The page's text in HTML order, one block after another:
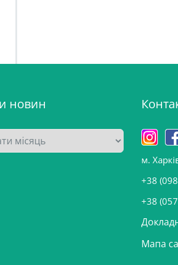
новин
м.
+38
+38
Мапа